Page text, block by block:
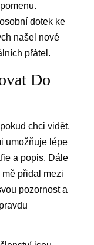
dotek ke
našel nové
přátel.
Do
chci vidět,
umožňuje lépe
a popis. Dále
přidal mezi
pozornost a